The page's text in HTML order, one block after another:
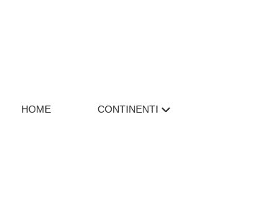
HOME CONTINENTI